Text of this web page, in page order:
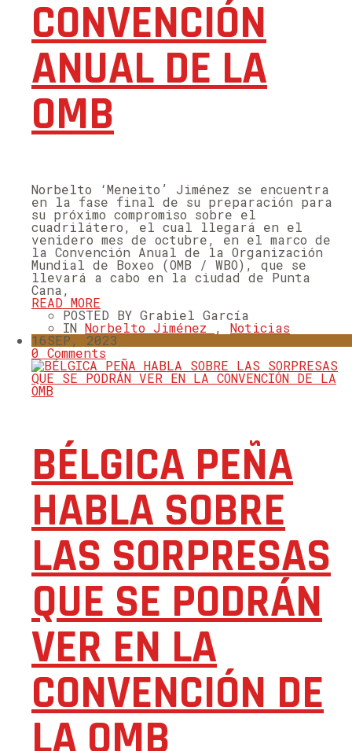
CONVENCIÓN
ANUAL DE LA
OMB
Norbelto ‘Meneito’ Jiménez se encuentra
en la fase final de su preparación para
su próximo compromiso sobre el
cuadrilátero, el cual llegará en el
venidero mes de octubre, en el marco de
la Convención Anual de la Organización
Mundial de Boxeo (OMB / WBO), que se
llevará a cabo en la ciudad de Punta
Cana,
READ MORE
POSTED BY Grabiel García
IN Norbelto Jiménez , Noticias
16SEP, 2023
0 Comments
BÉLGICA PEÑA
HABLA SOBRE
LAS SORPRESAS
QUE SE PODRÁN
VER EN LA
CONVENCIÓN DE
LA OMB